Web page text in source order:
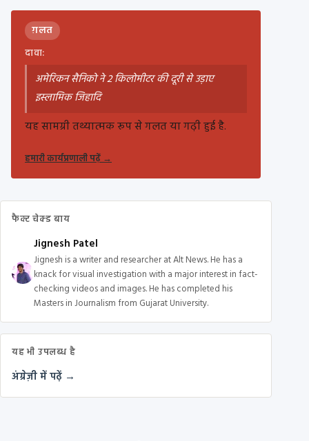
ग़लत
दावा:
अमेरिकन सैनिको ने 2 किलोमीटर की दूरी से उड़ाए
इस्लामिक जिहादि
यह सामग्री तथ्यात्मक रूप से गलत या गढ़ी हुई है.
हमारी कार्यप्रणाली पढ़ें→
फैक्ट चेक्ड बाय
Jignesh Patel
Jignesh is a writer and researcher at Alt News. He has a
knack for visual investigation with a major interest in fact-
checking videos and images. He has completed his
Masters in Journalism from Gujarat University.
यह भी उपलब्ध है
अंग्रेज़ी में पढ़ें →